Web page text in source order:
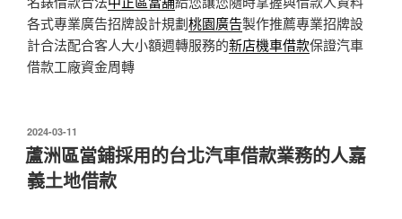
各式專業廣告招牌設計規劃桃園廣告製作推薦專業招牌設
計合法配合客人大小額週轉服務的新店機車借款保證汽車
借款工廠資金周轉
發
佈
於
2024-03-11
蘆洲區當鋪採用的台北汽車借款業務的人嘉
義土地借款